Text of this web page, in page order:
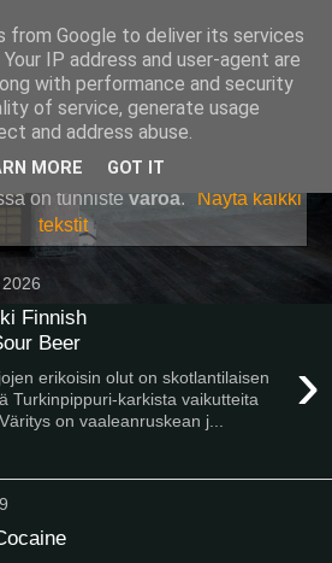
on tunniste varoa.
Näytä kaikki
tekstit
Finnish
Beer
›
erikoisin olut on skotlantilaisen
Turkinpippuri-karkista vaikutteita
on vaaleanruskean j...
from Google to deliver its services
IP address and user-agent are
with performance and security
of service, generate usage
and address abuse.
MORE GOT IT